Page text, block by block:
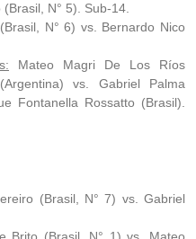
N° 5). Sub-14.
N° 6) vs. Bernardo Nico
Mateo Magri De Los Ríos
vs. Gabriel Palma
Fontanella Rossatto (Brasil).
(Brasil, N° 7) vs. Gabriel